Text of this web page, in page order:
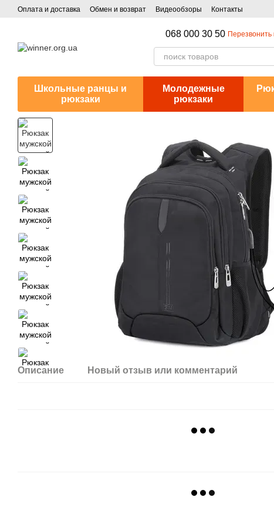
Перейти к основному контенту
Оплата и доставка Обмен и возврат Видеообзоры Контакты
068 000 30 50 Перезвонить
Школьные ранцы и
рюкзаки
Молодежные
рюкзаки
Описание Новый отзыв или комментарий